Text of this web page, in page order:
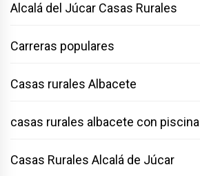
Alcalá del Júcar Casas Rurales
Carreras populares
Casas rurales Albacete
casas rurales albacete con piscina
Casas Rurales Alcalá de Júcar